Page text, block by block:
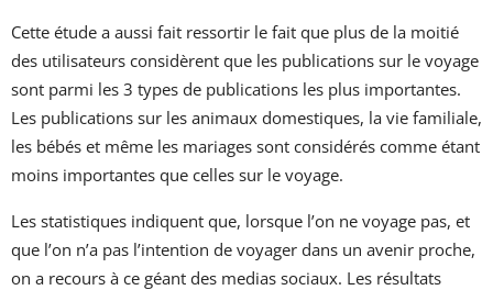
Cette étude a aussi fait ressortir le fait que plus de la moitié
des utilisateurs considèrent que les publications sur le voyage
sont parmi les 3 types de publications les plus importantes.
Les publications sur les animaux domestiques, la vie familiale,
les bébés et même les mariages sont considérés comme étant
moins importantes que celles sur le voyage.
Les statistiques indiquent que, lorsque l’on ne voyage pas, et
que l’on n’a pas l’intention de voyager dans un avenir proche,
on a recours à ce géant des medias sociaux. Les résultats